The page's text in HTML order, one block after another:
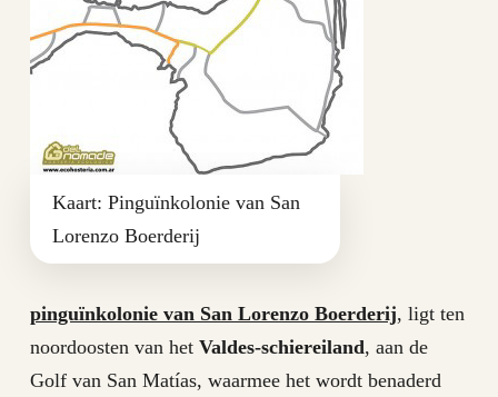
Kaart: Pinguïnkolonie van San
Lorenzo Boerderij
pinguïnkolonie van San Lorenzo Boerderij, ligt ten
noordoosten van het Valdes-schiereiland, aan de
Golf van San Matías, waarmee het wordt benaderd